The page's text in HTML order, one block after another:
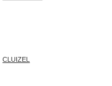
CLUIZEL